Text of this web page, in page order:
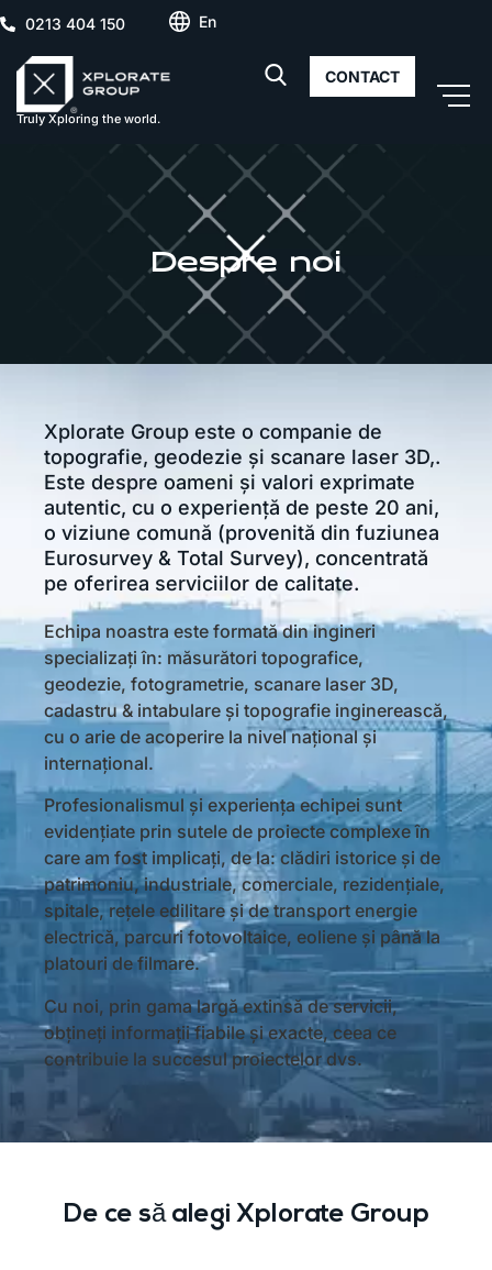
0213 404 150 En
Truly Xploring the world.
CONTACT
Despre noi
Xplorate Group este o companie de
topografie, geodezie și scanare laser 3D,.
Este despre oameni și valori exprimate
autentic, cu o experiență de peste 20 ani,
o viziune comună (provenită din fuziunea
Eurosurvey & Total Survey), concentrată
pe oferirea serviciilor de calitate.
Echipa noastra este formată din ingineri
specializați în: măsurători topografice,
geodezie, fotogrametrie, scanare laser 3D,
cadastru & intabulare și topografie inginerească,
cu o arie de acoperire la nivel național și
internațional.
Profesionalismul și experiența echipei sunt
evidențiate prin sutele de proiecte complexe în
care am fost implicați, de la: clădiri istorice și de
patrimoniu, industriale, comerciale, rezidențiale,
spitale, rețele edilitare și de transport energie
electrică, parcuri fotovoltaice, eoliene și până la
platouri de filmare.
Cu noi, prin gama largă extinsă de servicii,
obțineți informații fiabile și exacte, ceea ce
contribuie la succesul proiectelor dvs.
De ce să alegi Xplorate Group